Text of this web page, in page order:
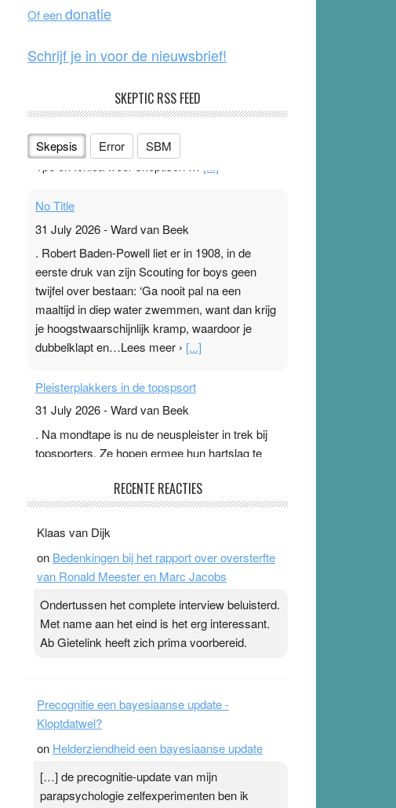
k
Of eendonatie
Schrijf je in voor de nieuwsbrief!
SKEPTIC RSS FEED
Skepsis Error SBM
31 July 2026
. Robert Baden-Powell liet er in 1908, in de
eerste druk van zijn Scouting for boys geen
twijfel over bestaan: ‘Ga nooit pal na een
maaltijd in diep water zwemmen, want dan krijg
je hoogstwaarschijnlijk kramp, waardoor je
dubbelklapt en…Lees meer ›[...]
31 July 2026-Ward van Beek
. Na mondtape is nu de neuspleister in trek bij
topsporters. Ze hopen ermee hun hartslag te
verlagen terwijl ze meer zuurstof opnemen.
gevoel ‘makkelijker te ademen’ kan goud waard
zijn. Door…Lees meer Pleisterplakkers in de
topspsort ›[...]
Ype & Ionica zijn skeptisch
. Ook in het zomernummer van Skepter zijn
Ype en Ionica weer skeptisch …[...]
RECENTE REACTIES
Klaas van Dijk
onBedenkingen bij het rapport over oversterfte
Ondertussen het complete interview beluisterd.
Met name aan het eind is het erg interessant.
Precognitie een bayesiaanse update -